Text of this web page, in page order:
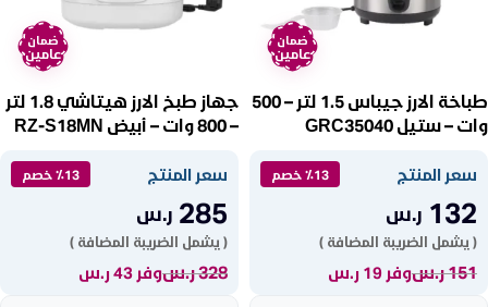
ضمان
عامين
طباخة الارز جيباس 1.5 لتر – 500
وات – ستيل GRC35040
سعر المنتج ٪13 خصم
132 ر.س
( يشمل الضريبة المضافة )
151ر.سوفر 19 ر.س
ضمان
عامين
جهاز طبخ الارز هيتاشي 1.8 لتر
– 800 وات – أبيض RZ-S18MN
سعر المنتج ٪13 خصم
285 ر.س
( يشمل الضريبة المضافة )
328ر.سوفر 43 ر.س